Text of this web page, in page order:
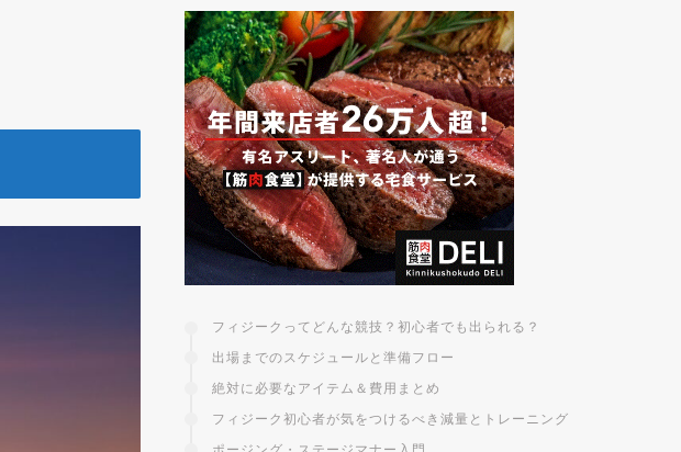
フィジークってどんな競技？初心者でも出られる？
出場までのスケジュールと準備フロー
絶対に必要なアイテム＆費用まとめ
フィジーク初心者が気をつけるべき減量とトレーニング